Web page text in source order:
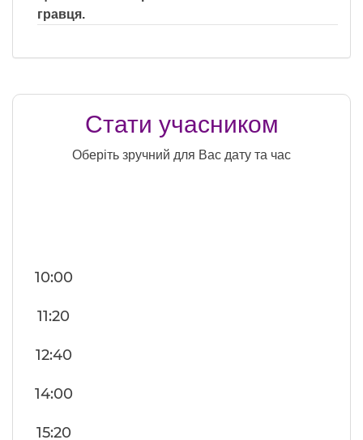
гравця.
Стати учасником
Оберіть зручний для Вас дату та час
10:00
11:20
12:40
14:00
15:20